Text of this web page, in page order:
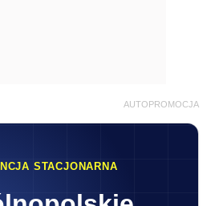
AUTOPROMOCJA
STACJONARNA